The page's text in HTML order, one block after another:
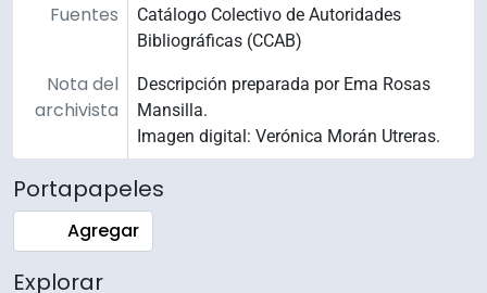
Fuentes
Catálogo Colectivo de Autoridades
Bibliográficas (CCAB)
Nota del
archivista
Descripción preparada por Ema Rosas
Mansilla.
Imagen digital: Verónica Morán Utreras.
Portapapeles
Agregar
Explorar